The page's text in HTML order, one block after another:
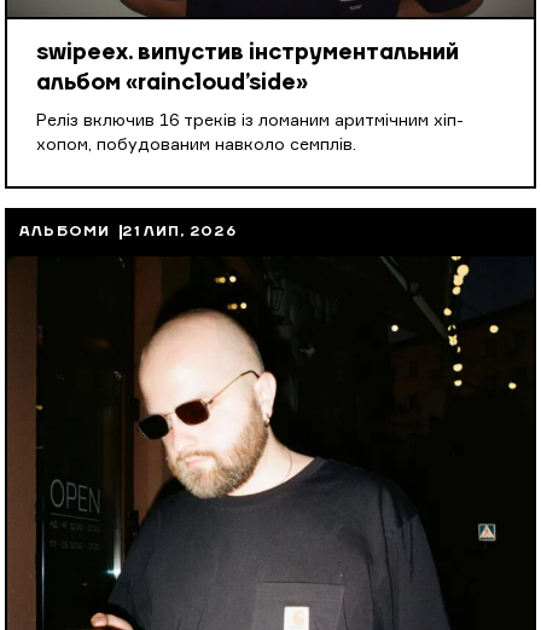
swipeex. випустив інструментальний
альбом «raincloud’side»
Реліз включив 16 треків із ломаним аритмічним хіп-
хопом, побудованим навколо семплів.
АЛЬБОМИ 21 ЛИП, 2026